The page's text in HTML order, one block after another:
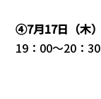
④7月17日（木）
19：00〜20：30